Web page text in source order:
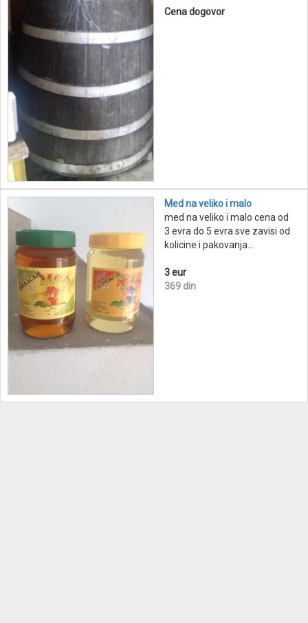
Cena dogovor
Med na veliko i malo
med na veliko i malo cena od
3 evra do 5 evra sve zavisi od
kolicine i pakovanja...
3 eur
369 din